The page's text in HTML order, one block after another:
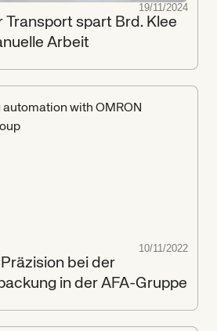
19/11/2024
spart Brd. Klee
Arbeit
10/11/2022
bei der
in der AFA-Gruppe